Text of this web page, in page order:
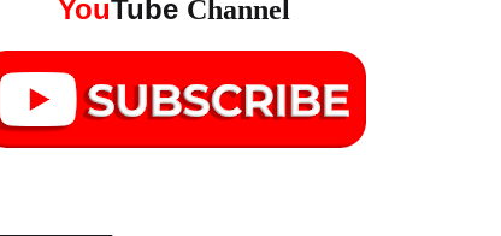
YouTube Channel